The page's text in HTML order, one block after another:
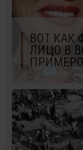
ВОТ КАК
ЛИЦО В